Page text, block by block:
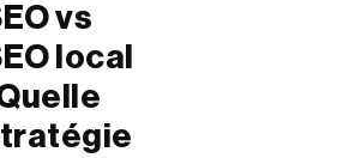
vs
local